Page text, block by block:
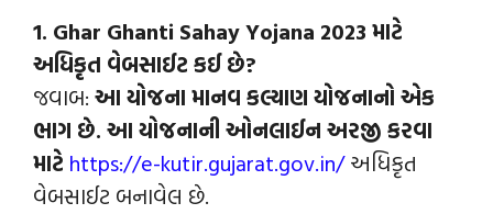
1. Ghar Ghanti Sahay Yojana 2023 માટે
અધિકૃત વેબસાઈટ કઈ છે?
જવાબ: આ યોજના માનવ કલ્યાણ યોજનાનો એક
ભાગ છે. આ યોજનાની ઓનલાઈન અરજી કરવા
માટે https://e-kutir.gujarat.gov.in/અધિકૃત
વેબસાઈટ બનાવેલ છે.